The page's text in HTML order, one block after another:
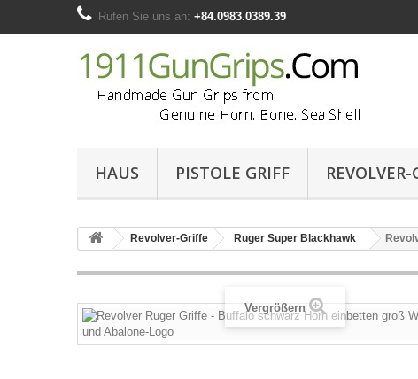
Rufen Sie uns an: +84.0983.0389.39
HAUS PISTOLE GRIFF REVOLVER-
Revolver-Griffe Ruger Super Blackhawk
Vergrößern